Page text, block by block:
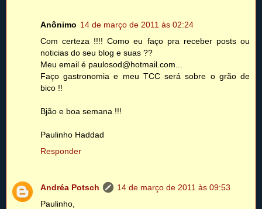
Anônimo 14 de março de 2011 às 02:24
Com certeza !!!! Como eu faço pra receber posts ou
noticias do seu blog e suas ??
Meu email é paulosod@hotmail.com...
Faço gastronomia e meu TCC será sobre o grão de
bico !!
Bjão e boa semana !!!
Paulinho Haddad
Responder
Andréa Potsch
14 de março de 2011 às 09:53
Paulinho,